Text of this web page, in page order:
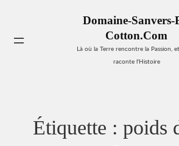
contenu
Domaine-Sanvers-
Cotton.com
Là où la Terre rencontre la Passion,
raconte l'Histoire
Étiquette : poids